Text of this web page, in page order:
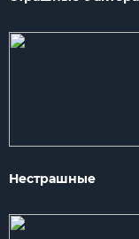
Нестрашные